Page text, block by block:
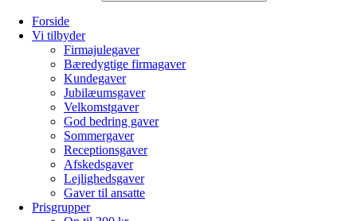
Forside
Vi tilbyder
Firmajulegaver
Bæredygtige firmagaver
Kundegaver
Jubilæumsgaver
Velkomstgaver
God bedring gaver
Sommergaver
Receptionsgaver
Afskedsgaver
Lejlighedsgaver
Gaver til ansatte
Prisgrupper